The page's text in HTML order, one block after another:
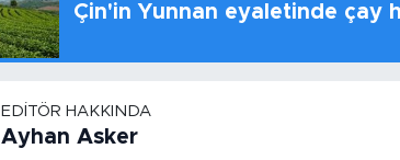
Çin'in Yunnan eyaletinde çay
EDITÖR HAKKINDA
Ayhan Asker